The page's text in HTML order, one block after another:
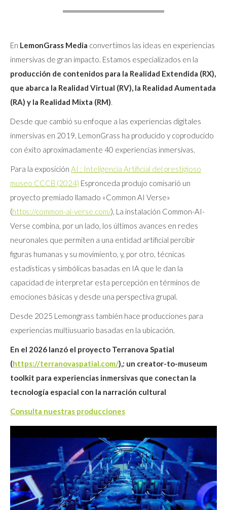
En LemonGrass Media convertimos las ideas en experiencias
inmersivas de gran impacto. Estamos especializados en la
producción de contenidos para la Realidad Extendida (RX),
que abarca la Realidad Virtual (RV), la Realidad Aumentada
(RA) y la Realidad Mixta (RM).
Desde que cambió su enfoque a las experiencias digitales
inmersivas en 2019, LemonGrass ha producido y coproducido
con éxito aproximadamente 40 experiencias inmersivas.
Para la exposición AI : Inteligencia Artificial del prestigioso
museo CCCB (2024) Espronceda produjo comisarió un
proyecto premiado llamado «Common AI Verse»
(https://common-ai-verse.com/), La instalación Common-AI-
Verse combina, por un lado, los últimos avances en redes
neuronales que permiten a una entidad artificial percibir
figuras humanas y su movimiento, y, por otro, técnicas
estadísticas y simbólicas basadas en IA que le dan la
capacidad de interpretar esta percepción en términos de
emociones básicas y desde una perspectiva grupal.
Desde 2025 Lemongrass también hace producciones para
experiencias multiusuario basadas en la ubicación.
En el 2026 lanzó el proyecto Terranova Spatial
(https://terranovaspatial.com/),: un creator-to-museum
toolkit para experiencias inmersivas que conectan la
tecnología espacial con la narración cultural
Consulta nuestras producciones